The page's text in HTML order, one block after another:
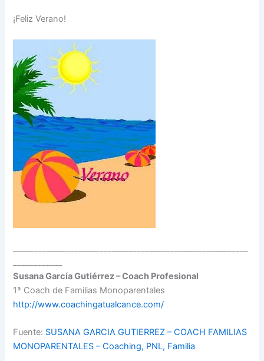
¡Feliz Verano!
Susana García Gutiérrez – Coach Profesional
1ª Coach de Familias Monoparentales
http://www.coachingatualcance.com/
Fuente: SUSANA GARCIA GUTIERREZ – COACH FAMILIAS
MONOPARENTALES – Coaching, PNL, Familia